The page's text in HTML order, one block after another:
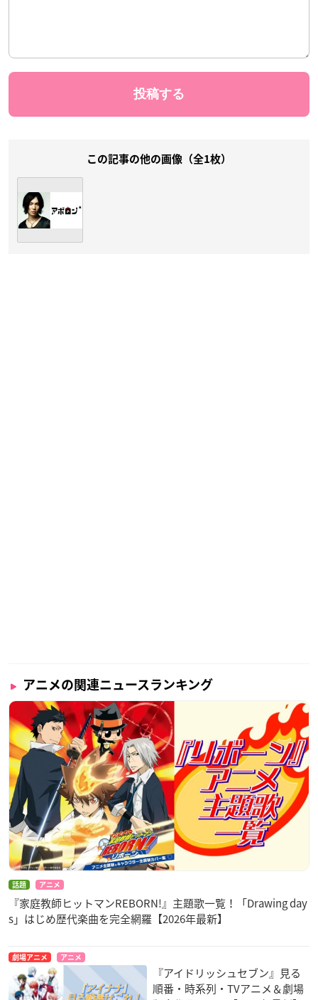
この記事の他の画像（全1枚）
アニメの関連ニュースランキング
話題 アニメ
『家庭教師ヒットマンREBORN!』主題歌一覧！「Drawing day
s」はじめ歴代楽曲を完全網羅【2026年最新】
劇場アニメ アニメ
『アイドリッシュセブン』見る
順番・時系列・TVアニメ＆劇場